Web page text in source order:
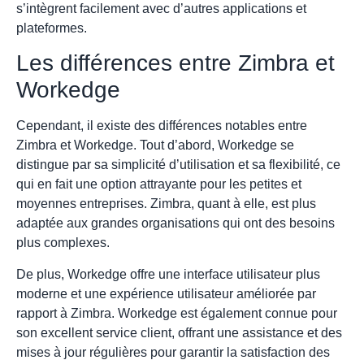
s’intègrent facilement avec d’autres applications et
plateformes.
Les différences entre Zimbra et
Workedge
Cependant, il existe des différences notables entre
Zimbra et Workedge. Tout d’abord, Workedge se
distingue par sa simplicité d’utilisation et sa flexibilité, ce
qui en fait une option attrayante pour les petites et
moyennes entreprises. Zimbra, quant à elle, est plus
adaptée aux grandes organisations qui ont des besoins
plus complexes.
De plus, Workedge offre une interface utilisateur plus
moderne et une expérience utilisateur améliorée par
rapport à Zimbra. Workedge est également connue pour
son excellent service client, offrant une assistance et des
mises à jour régulières pour garantir la satisfaction des